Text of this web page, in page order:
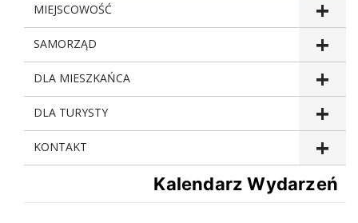
MIEJSCOWOŚĆ
SAMORZĄD
DLA MIESZKAŃCA
DLA TURYSTY
KONTAKT
Kalendarz Wydarzeń